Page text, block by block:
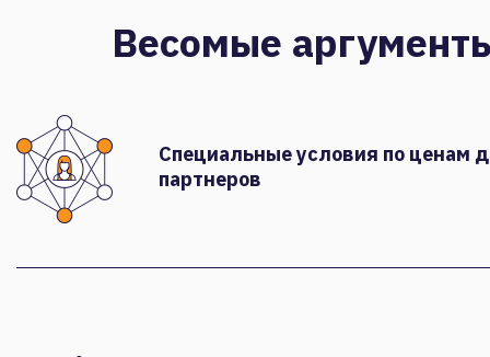
Весомые
Специальные условия по ценам
партнеров